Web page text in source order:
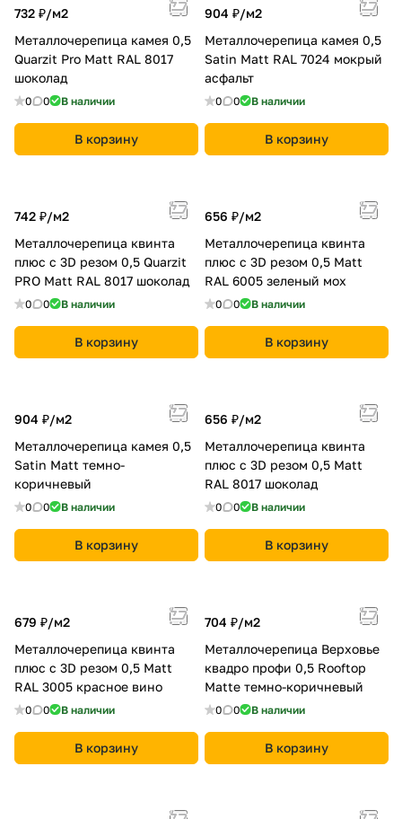
732 ₽/м2
Металлочерепица камея 0,5
Quarzit Pro Matt RAL 8017
шоколад
0 0 В наличии
В корзину
904 ₽/м2
Металлочерепица камея 0,5
Satin Matt RAL 7024 мокрый
асфальт
0 0 В наличии
В корзину
742 ₽/м2
Металлочерепица квинта
плюс c 3D резом 0,5 Quarzit
PRO Matt RAL 8017 шоколад
0 0 В наличии
В корзину
656 ₽/м2
Металлочерепица квинта
плюс c 3D резом 0,5 Мatt
RAL 6005 зеленый мох
0 0 В наличии
В корзину
904 ₽/м2
Металлочерепица камея 0,5
Satin Мatt темно-
коричневый
0 0 В наличии
В корзину
656 ₽/м2
Металлочерепица квинта
плюс c 3D резом 0,5 Мatt
RAL 8017 шоколад
0 0 В наличии
В корзину
679 ₽/м2
Металлочерепица квинта
плюс c 3D резом 0,5 Мatt
RAL 3005 красное вино
0 0 В наличии
В корзину
704 ₽/м2
Металлочерепица Верховье
квадро профи 0,5 Rooftop
Matte темно-коричневый
0 0 В наличии
В корзину